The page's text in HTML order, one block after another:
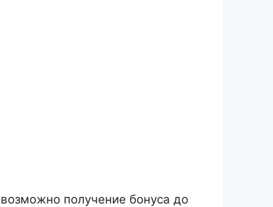
получение бонуса до